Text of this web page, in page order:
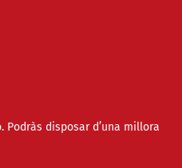
disposar d’una millora